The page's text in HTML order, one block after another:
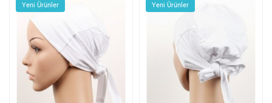
Yeni Ürünler Yeni Ürünler